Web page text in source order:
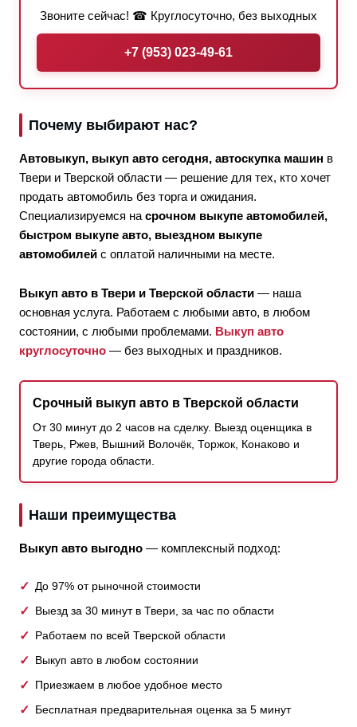
Звоните сейчас! ☎ Круглосуточно, без выходных
+7 (953) 023-49-61
Почему выбирают нас?
Автовыкуп, выкуп авто сегодня, автоскупка машин в
Твери и Тверской области — решение для тех, кто хочет
продать автомобиль без торга и ожидания.
Специализируемся на срочном выкупе автомобилей,
быстром выкупе авто, выездном выкупе
автомобилей с оплатой наличными на месте.
Выкуп авто в Твери и Тверской области — наша
основная услуга. Работаем с любыми авто, в любом
состоянии, с любыми проблемами. Выкуп авто
круглосуточно — без выходных и праздников.
Срочный выкуп авто в Тверской области
От 30 минут до 2 часов на сделку. Выезд оценщика в
Тверь, Ржев, Вышний Волочёк, Торжок, Конаково и
другие города области.
Наши преимущества
Выкуп авто выгодно — комплексный подход:
До 97% от рыночной стоимости
Выезд за 30 минут в Твери, за час по области
Работаем по всей Тверской области
Выкуп авто в любом состоянии
Приезжаем в любое удобное место
Бесплатная предварительная оценка за 5 минут